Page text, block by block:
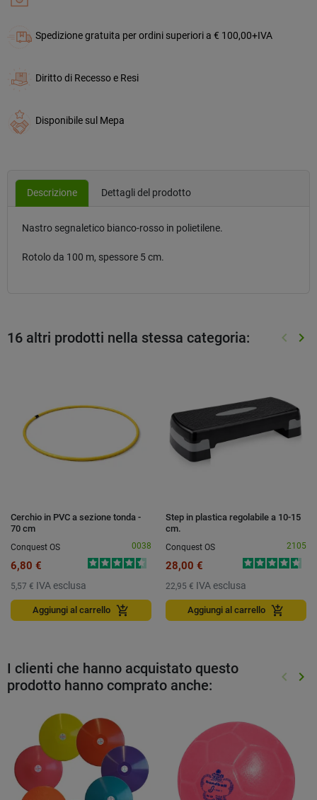
Spedizione gratuita per ordini superiori a € 100,00+IVA
Diritto di Recesso e Resi
Disponibile sul Mepa
Descrizione Dettagli del prodotto
Nastro segnaletico bianco-rosso in polietilene.
Rotolo da 100 m, spessore 5 cm.
16 altri prodotti nella stessa categoria: keyboard_arrow_left keyboard_arrow_right
Cerchio in PVC a sezione tonda -
70 cm
Conquest OS
0038
6,80 €
5,57 € IVA esclusa
Aggiungi al carrello add_shopping_cart
Step in plastica regolabile a 10-15
cm.
Conquest OS
2105
28,00 €
22,95 € IVA esclusa
Aggiungi al carrello add_shopping_cart
I clienti che hanno acquistato questo
prodotto hanno comprato anche:
keyboard_arrow_left keyboard_arrow_right